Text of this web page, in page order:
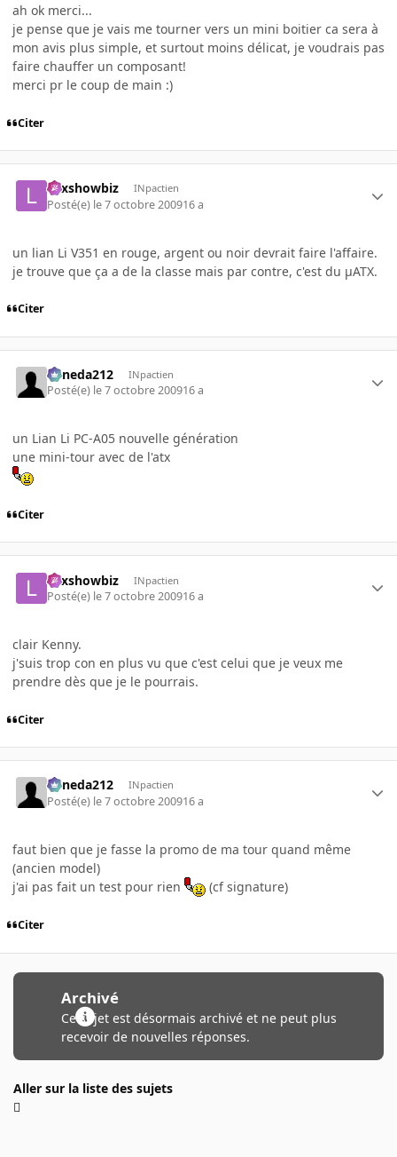
ah ok merci...
je pense que je vais me tourner vers un mini boitier ca sera à
mon avis plus simple, et surtout moins délicat, je voudrais pas
faire chauffer un composant!
merci pr le coup de main :)
Citer
Lexshowbiz INpactien
Posté(e) le 7 octobre 200916 a
un lian Li V351 en rouge, argent ou noir devrait faire l'affaire.
je trouve que ça a de la classe mais par contre, c'est du µATX.
Citer
keneda212 INpactien
Posté(e) le 7 octobre 200916 a
un Lian Li PC-A05 nouvelle génération
une mini-tour avec de l'atx
Citer
Lexshowbiz INpactien
Posté(e) le 7 octobre 200916 a
clair Kenny.
j'suis trop con en plus vu que c'est celui que je veux me
prendre dès que je le pourrais.
Citer
keneda212 INpactien
Posté(e) le 7 octobre 200916 a
faut bien que je fasse la promo de ma tour quand même
(ancien model)
j'ai pas fait un test pour rien
(cf signature)
Citer
Archivé
Ce sujet est désormais archivé et ne peut plus
recevoir de nouvelles réponses.
Aller sur la liste des sujets